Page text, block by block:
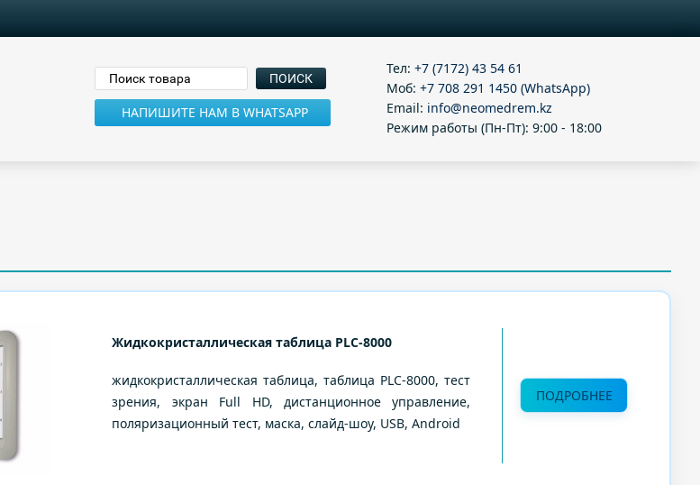
НАПИШИТЕ НАМ В WHATSAPP
Тел:+7 (7172) 43 54 61
Моб:+7 708 291 1450 (WhatsApp)
Email: info@neomedrem.kz
Режим работы (Пн-Пт): 9:00 - 18:00
Жидкокристаллическая таблица PLC-8000
жидкокристаллическая таблица, таблица PLC-8000, тест
зрения, экран Full HD, дистанционное управление,
поляризационный тест, маска, слайд-шоу, USB, Android
ПОДРОБНЕЕ